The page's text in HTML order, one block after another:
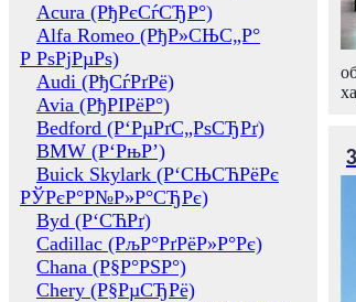
Acura (РђРєСѓСЂР°)
Alfa Romeo (РђР»СЊС„Р°
Р РѕРјРµРѕ)
Audi (РђСѓРґРё)
Avia (РђРІРёР°)
Bedford (Р‘РµРґС„РѕСЂРґ)
BMW (Р‘РњР’)
Buick Skylark (Р‘СЊСЋРёРє
РЎРєР°Р№Р»Р°СЂРє)
Byd (Р‘СЋРґ)
Cadillac (РљР°РґРёР»Р°Рє)
Chana (Р§Р°РЅР°)
Chery (Р§РµСЂРё)